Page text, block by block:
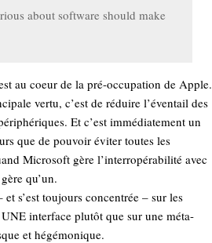
about software should make
au coeur de la pré-occupation de Apple.
vertu, c’est de réduire l’éventail des
Et c’est immédiatement un
que de pouvoir éviter toutes les
Microsoft gère l’interropérabilité avec
qu’un.
s’est toujours concentrée – sur les
interface plutôt que sur une méta-
et hégémonique.